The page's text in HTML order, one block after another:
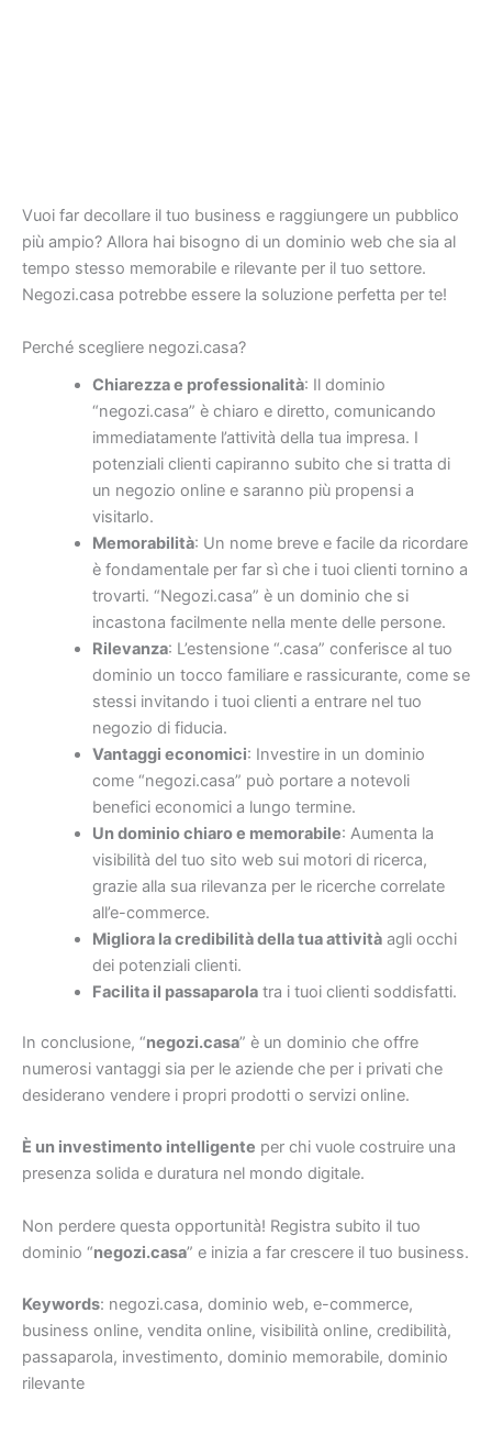
Vuoi far decollare il tuo business e raggiungere un pubblico
più ampio? Allora hai bisogno di un dominio web che sia al
tempo stesso memorabile e rilevante per il tuo settore.
Negozi.casa potrebbe essere la soluzione perfetta per te!
Perché scegliere negozi.casa?
Chiarezza e professionalità: Il dominio
“negozi.casa” è chiaro e diretto, comunicando
immediatamente l’attività della tua impresa. I
potenziali clienti capiranno subito che si tratta di
un negozio online e saranno più propensi a
visitarlo.
Memorabilità: Un nome breve e facile da ricordare
è fondamentale per far sì che i tuoi clienti tornino a
trovarti. “Negozi.casa” è un dominio che si
incastona facilmente nella mente delle persone.
Rilevanza: L’estensione “.casa” conferisce al tuo
dominio un tocco familiare e rassicurante, come se
stessi invitando i tuoi clienti a entrare nel tuo
negozio di fiducia.
Vantaggi economici: Investire in un dominio
come “negozi.casa” può portare a notevoli
benefici economici a lungo termine.
Un dominio chiaro e memorabile: Aumenta la
visibilità del tuo sito web sui motori di ricerca,
grazie alla sua rilevanza per le ricerche correlate
all’e-commerce.
Migliora la credibilità della tua attivitàagli occhi
dei potenziali clienti.
Facilita il passaparolatra i tuoi clienti soddisfatti.
In conclusione, “negozi.casa” è un dominio che offre
numerosi vantaggi sia per le aziende che per i privati che
desiderano vendere i propri prodotti o servizi online.
È un investimento intelligente per chi vuole costruire una
presenza solida e duratura nel mondo digitale.
Non perdere questa opportunità! Registra subito il tuo
dominio “negozi.casa” e inizia a far crescere il tuo business.
Keywords: negozi.casa, dominio web, e-commerce,
business online, vendita online, visibilità online, credibilità,
passaparola, investimento, dominio memorabile, dominio
rilevante